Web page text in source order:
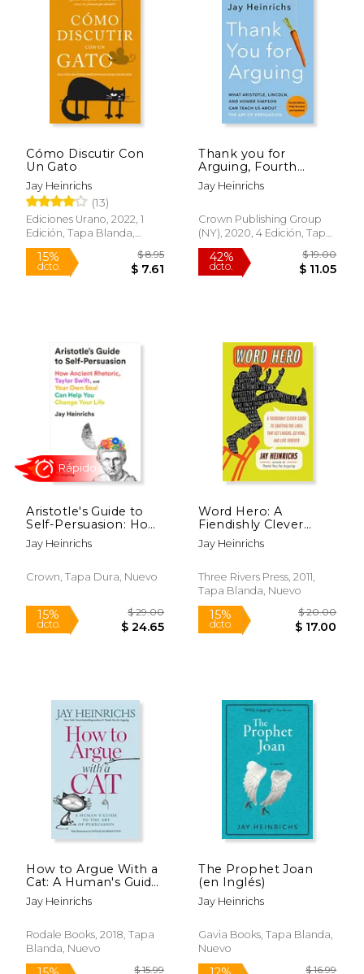
Cómo Discutir Con
Un Gato
Jay Heinrichs
(13)
Ediciones Urano, 2022, 1
Edición, Tapa Blanda,
Nuevo
15%
dcto.
Thank you for
Arguing, Fourth
Edition (Revised and
Updated): What
Homer Simpson can
Teach us About the
Inglés)
Jay Heinrichs
Crown Publishing Group
(NY), 2020, 4 Edición, Tapa
Blanda, Nuevo
42%
dcto.
Aristotle's Guide to
Self-Persuasion: How
Ancient Rhetoric,
Taylor Swift, and Your
you Change Your Life
Jay Heinrichs
Crown, Tapa Dura, Nuevo
Word Hero: A
Fiendishly Clever
Guide to Crafting the
Lines That get
Live Forever (en
Inglés)
Jay Heinrichs
Three Rivers Press, 2011,
Tapa Blanda, Nuevo
15%
dcto.
How to Argue With a
Cat: A Human's Guide
to the art of
Persuasion (en
Jay Heinrichs
Rodale Books, 2018, Tapa
Blanda, Nuevo
The Prophet Joan
(en Inglés)
Jay Heinrichs
Gavia Books, Tapa Blanda,
Nuevo